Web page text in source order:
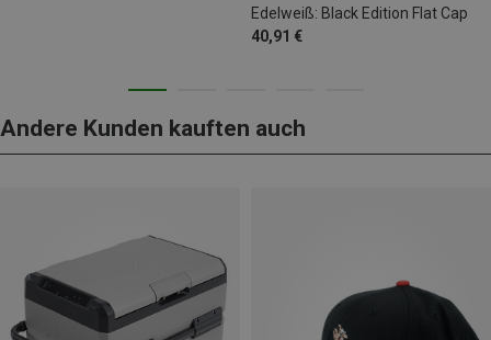
Edelweiß: Black Edition Flat Cap
40,91 €
Andere Kunden kauften auch